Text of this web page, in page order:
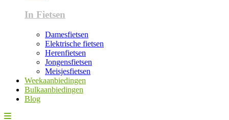
In Fietsen
Damesfietsen
Elektrische fietsen
Herenfietsen
Jongensfietsen
Meisjesfietsen
Weekaanbiedingen
Bulkaanbiedingen
Blog